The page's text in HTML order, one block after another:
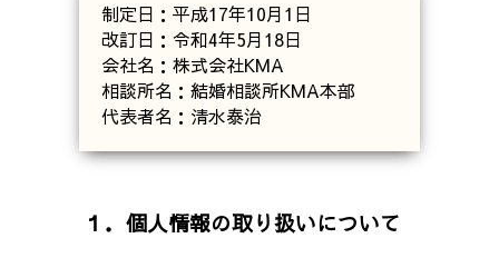
制定日：平成17年10月1日
改訂日：令和4年5月18日
会社名：株式会社KMA
相談所名：結婚相談所KMA本部
代表者名：清水泰治
１．個人情報の取り扱いについて